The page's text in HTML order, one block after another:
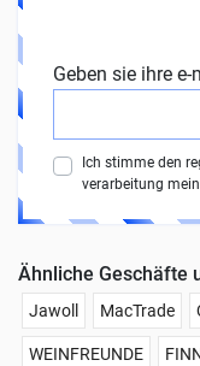
Geben sie ihre
Ich stimme den
verarbeitung
Ähnliche Geschäfte
Jawoll MacTrade
WEINFREUNDE